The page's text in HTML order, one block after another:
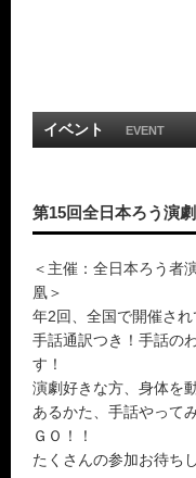
イベント EVENT
第15回全日本ろう演
＜主催：全日本ろう
凰＞
年2回、全国で開催され
手話通訳つき！手話の
す！
演劇好きな方、身体を
あるかた、手話やって
ＧＯ！！
たくさんの参加お待ち